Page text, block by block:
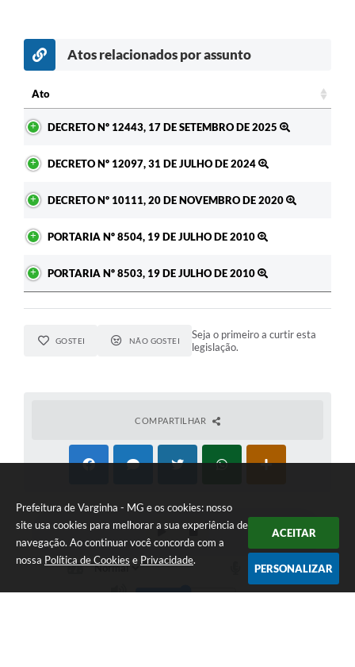
Prefeitura de Varginha - MG e os cookies: nosso
site usa cookies para melhorar a sua experiência de
navegação. Ao continuar você concorda com a
nossa Política de Cookies e Privacidade.
ACEITAR
PERSONALIZAR
Atos relacionados por assunto
Ato
DECRETO Nº 12443, 17 DE SETEMBRO DE 2025
DECRETO Nº 12097, 31 DE JULHO DE 2024
DECRETO Nº 10111, 20 DE NOVEMBRO DE 2020
PORTARIA Nº 8504, 19 DE JULHO DE 2010
PORTARIA Nº 8503, 19 DE JULHO DE 2010
GOSTEI NÃO GOSTEI
Seja o primeiro a curtir esta
legislação.
COMPARTILHAR